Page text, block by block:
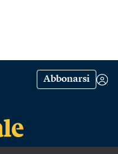
Abbonarsi